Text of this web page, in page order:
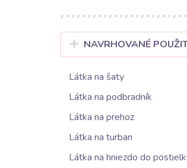
NAVRHOVANÉ
Látka na šaty
Látka na podbradník
Látka na prehoz
Látka na turban
Látka na hniezdo do